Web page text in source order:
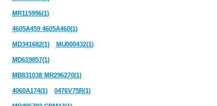
MR115996(1)
4605A459 4605A460(1)
MD341682(1) MU000432(1)
MD619857(1)
MB831038 MR296270(1)
4060A174(1) 0476V75R(1)